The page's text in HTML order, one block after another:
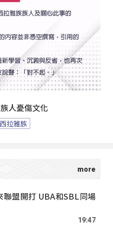
人憂傷文化
西拉雅族
聯盟開打 UBA和SBL同場
19:47